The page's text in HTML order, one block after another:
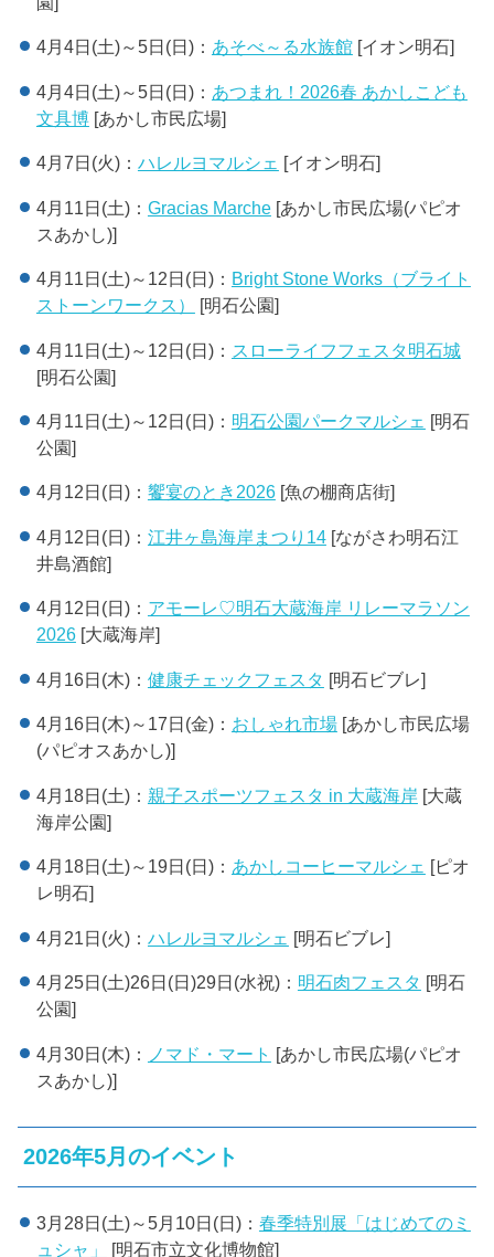
4月4日(土)～5日(日)： あそべ～る水族館[イオン明石]
4月4日(土)～5日(日)： あつまれ！2026春 あかしこども
文具博[あかし市民広場]
4月7日(火)： ハレルヨマルシェ [イオン明石]
4月11日(土)： Gracias Marche[あかし市民広場(パピオ
スあかし)]
4月11日(土)～12日(日)： Bright Stone Works（ブライト
ストーンワークス）
[明石公園]
4月11日(土)～12日(日)： スローライフフェスタ明石城
[明石公園]
4月11日(土)～12日(日)： 明石公園パークマルシェ [明石
公園]
4月12日(日)： 饗宴のとき2026[魚の棚商店街]
4月12日(日)： 江井ヶ島海岸まつり14[ながさわ明石江
井島酒館]
4月12日(日)： アモーレ♡明石大蔵海岸 リレーマラソン
2026[大蔵海岸]
4月16日(木)： 健康チェックフェスタ [明石ビブレ]
4月16日(木)～17日(金)： おしゃれ市場[あかし市民広場
(パピオスあかし)]
4月18日(土)： 親子スポーツフェスタ in 大蔵海岸 [大蔵
海岸公園]
4月18日(土)～19日(日)： あかしコーヒーマルシェ [ピオ
レ明石]
4月21日(火)： ハレルヨマルシェ [明石ビブレ]
4月25日(土)26日(日)29日(水祝)： 明石肉フェスタ [明石
公園]
4月30日(木)： ノマド・マート [あかし市民広場(パピオ
スあかし)]
2026年5月のイベント
3月28日(土)～5月10日(日)： 春季特別展「はじめてのミ
ュシャ」
[明石市立文化博物館]